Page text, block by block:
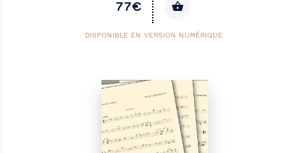
77€
DISPONIBLE EN VERSION NUMÉRIQUE